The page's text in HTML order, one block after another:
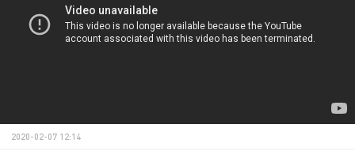
2020-02-07 12:14